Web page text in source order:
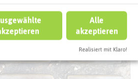
Alle
akzeptieren
Realisiert mit Klaro!